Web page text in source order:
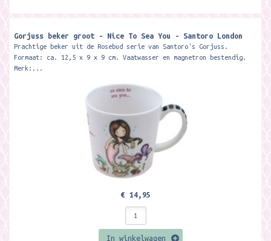
Gorjuss beker groot - Nice To Sea You - Santoro London
Prachtige beker uit de Rosebud serie van Santoro's Gorjuss.
Formaat: ca. 12,5 x 9 x 9 cm. Vaatwasser en magnetron bestendig.
Merk:...
€ 14,95
In winkelwagen